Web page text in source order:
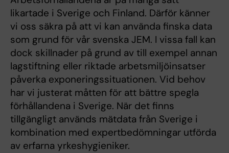
likartade i Sverige och Finland. Därför känner
vi oss säkra på att vi kan använda finska data
som grund för vår svenska JEM. I vissa fall kan
dock skillnader på grund av till exempel annan
lagstiftning eller riktade arbetsmiljöinsatser
påverka exponeringssituationen. Vid behov
har vi justerat måtten för att bättre spegla
förhållandena i Sverige. När det finns
tillgängligt används mätdata från Sverige i
kombination med expertbedömningar utförda
av erfarna yrkeshygieniker.